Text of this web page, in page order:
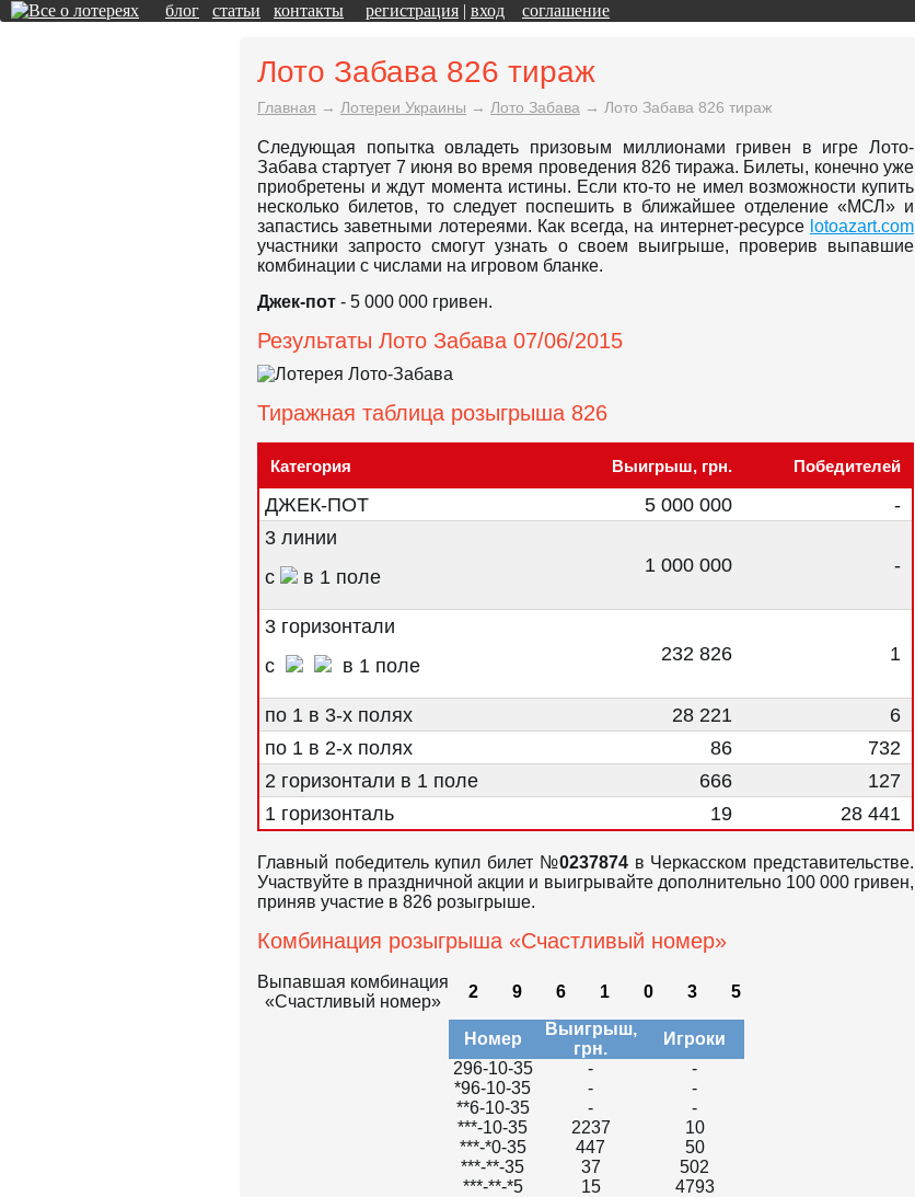
блог статьи контакты регистрация | вход соглашение
Лото Забава 826 тираж
Главная → Лотереи Украины → Лото Забава → Лото Забава 826 тираж
Следующая попытка овладеть призовым миллионами гривен в игре Лото-
Забава стартует 7 июня во время проведения 826 тиража. Билеты, конечно уже
приобретены и ждут момента истины. Если кто-то не имел возможности купить
несколько билетов, то следует поспешить в ближайшее отделение «МСЛ» и
запастись заветными лотереями. Как всегда, на интернет-ресурсе lotoazart.com
участники запросто смогут узнать о своем выигрыше, проверив выпавшие
комбинации с числами на игровом бланке.
Джек-пот - 5 000 000 гривен.
Результаты Лото Забава 07/06/2015
Тиражная таблица розыгрыша 826
Категория Выигрыш, грн. Победителей
ДЖЕК-ПОТ 5 000 000
-
3 линии
с
в 1 поле
1 000 000 -
3 горизонтали
с
в 1 поле
232 826 1
по 1 в 3-х полях 28 221
6
по 1 в 2-х полях
86
732
2 горизонтали в 1 поле
666
127
1 горизонталь
19 28 441
Главный победитель купил билет №0237874 в Черкасском представительстве.
Участвуйте в праздничной акции и выигрывайте дополнительно 100 000 гривен,
приняв участие в 826 розыгрыше.
Комбинация розыгрыша «Счастливый номер»
Выпавшая комбинация
«Счастливый номер»
2 9 6 1 0 3 5
Номер
Выигрыш,
грн.
Игроки
296-10-35
-
-
*96-10-35
-
-
**6-10-35
-
-
***-10-35
2237
10
***-*0-35
447
50
***-**-35
37
502
***-**-*5
15 4793